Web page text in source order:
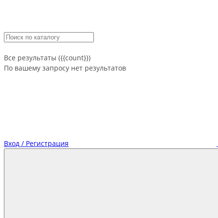
Все результаты ({{count}})
По вашему запросу нет результатов
Вход / Регистрация